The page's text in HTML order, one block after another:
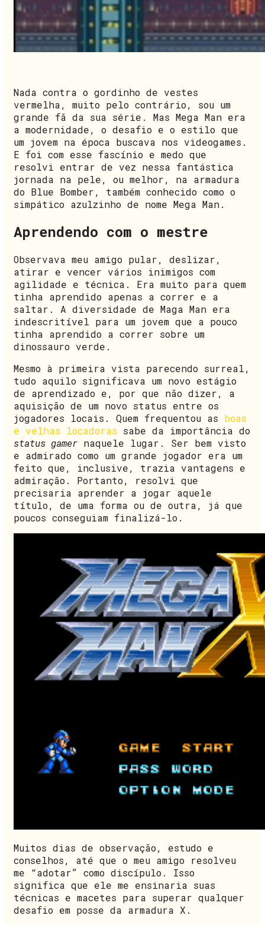
Nada contra o gordinho de vestes
vermelha, muito pelo contrário, sou um
grande fã da sua série. Mas Mega Man era
a modernidade, o desafio e o estilo que
um jovem na época buscava nos videogames.
E foi com esse fascínio e medo que
resolvi entrar de vez nessa fantástica
jornada na pele, ou melhor, na armadura
do Blue Bomber, também conhecido como o
simpático azulzinho de nome Mega Man.
Aprendendo com o mestre
Observava meu amigo pular, deslizar,
atirar e vencer vários inimigos com
agilidade e técnica. Era muito para quem
tinha aprendido apenas a correr e a
saltar. A diversidade de Maga Man era
indescritível para um jovem que a pouco
tinha aprendido a correr sobre um
dinossauro verde.
Mesmo à primeira vista parecendo surreal,
tudo aquilo significava um novo estágio
de aprendizado e, por que não dizer, a
aquisição de um novo status entre os
jogadores locais. Quem frequentou as boas
e velhas locadoras sabe da importância do
status gamer naquele lugar. Ser bem visto
e admirado como um grande jogador era um
feito que, inclusive, trazia vantagens e
admiração. Portanto, resolvi que
precisaria aprender a jogar aquele
título, de uma forma ou de outra, já que
poucos conseguiam finalizá-lo.
Muitos dias de observação, estudo e
conselhos, até que o meu amigo resolveu
me “adotar” como discípulo. Isso
significa que ele me ensinaria suas
técnicas e macetes para superar qualquer
desafio em posse da armadura X.